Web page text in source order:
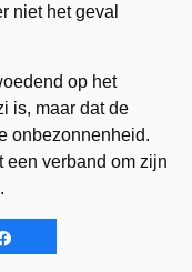
niet het geval
op het
is, maar dat de
onbezonnenheid.
een verband om zijn